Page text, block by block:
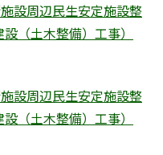
設周辺民生安定施設整
（土木整備）工事）
設周辺民生安定施設整
（土木整備）工事）